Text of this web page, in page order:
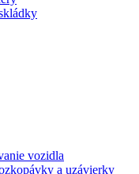
vozidla
a uzávierky